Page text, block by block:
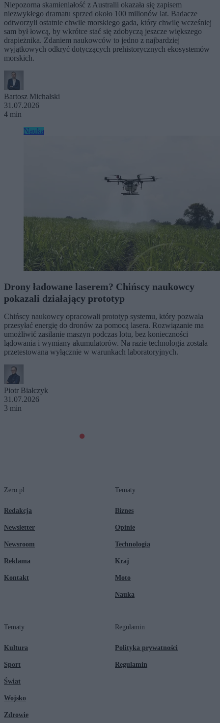
Niepozorna skamieniałość z Australii okazała się zapisem
niezwykłego dramatu sprzed około 100 milionów lat. Badacze
odtworzyli ostatnie chwile morskiego gada, który chwilę wcześniej
sam był łowcą, by wkrótce stać się zdobyczą jeszcze większego
drapieżnika. Zdaniem naukowców to jedno z najbardziej
wyjątkowych odkryć dotyczących prehistorycznych ekosystemów
morskich.
Bartosz Michalski
31.07.2026
4 min
Nauka
Drony ładowane laserem? Chińscy naukowcy
pokazali działający prototyp
Chińscy naukowcy opracowali prototyp systemu, który pozwala
przesyłać energię do dronów za pomocą lasera. Rozwiązanie ma
umożliwić zasilanie maszyn podczas lotu, bez konieczności
lądowania i wymiany akumulatorów. Na razie technologia została
przetestowana wyłącznie w warunkach laboratoryjnych.
Piotr Białczyk
31.07.2026
3 min
Zero.pl
Redakcja
Newsletter
Newsroom
Reklama
Kontakt
Tematy
Biznes
Opinie
Technologia
Kraj
Moto
Nauka
Tematy
Kultura
Sport
Świat
Wojsko
Zdrowie
Regulamin
Polityka prywatności
Regulamin